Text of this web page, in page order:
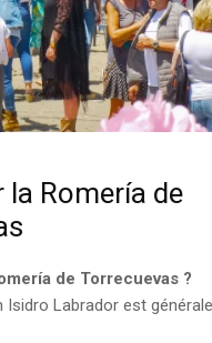
la Romería de
de Torrecuevas ?
Isidro Labrador est